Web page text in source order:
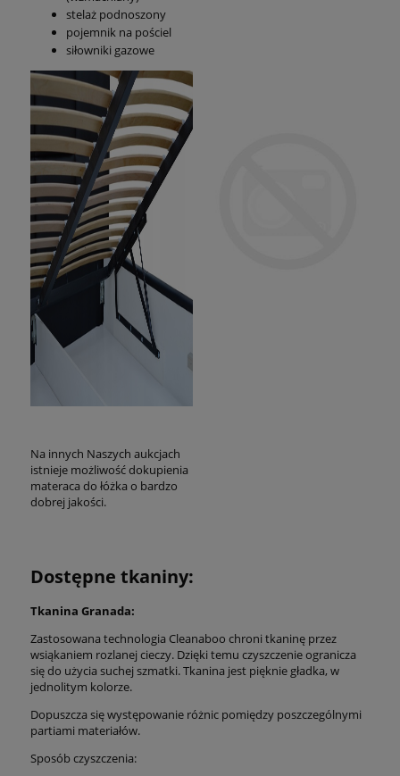
stelaż podnoszony
pojemnik na pościel
siłowniki gazowe
Na innych Naszych aukcjach
istnieje możliwość dokupienia
materaca do łóżka o bardzo
dobrej jakości.
Dostępne tkaniny:
Tkanina Granada:
Zastosowana technologia Cleanaboo chroni tkaninę przez
wsiąkaniem rozlanej cieczy. Dzięki temu czyszczenie ogranicza
się do użycia suchej szmatki. Tkanina jest pięknie gładka, w
jednolitym kolorze.
Dopuszcza się występowanie różnic pomiędzy poszczególnymi
partiami materiałów.
Sposób czyszczenia: